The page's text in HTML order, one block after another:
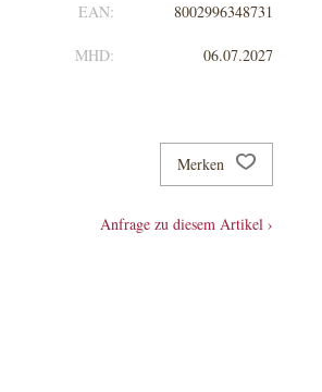
EAN: 8002996348731
MHD: 06.07.2027
Merken
Anfrage zu diesem Artikel ›